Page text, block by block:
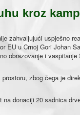
kroz
uspješno
EU u Crnoj Gori Johan
obrazovanje i
zbog čega je
na donaciji 20 sadnica